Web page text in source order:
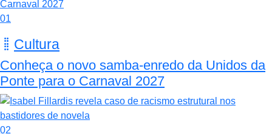
01
Cultura
Conheça o novo samba-enredo da Unidos da
Ponte para o Carnaval 2027
02